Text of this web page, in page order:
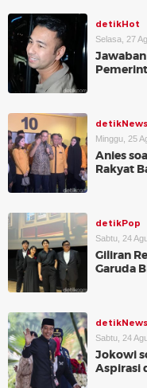
detikHot
Selasa, 27
detikNews
Minggu, 25
Anies
Rakyat
detikPop
Sabtu, 24
Giliran
Garuda
detikNews
Sabtu, 24
Jokowi
Aspirasi